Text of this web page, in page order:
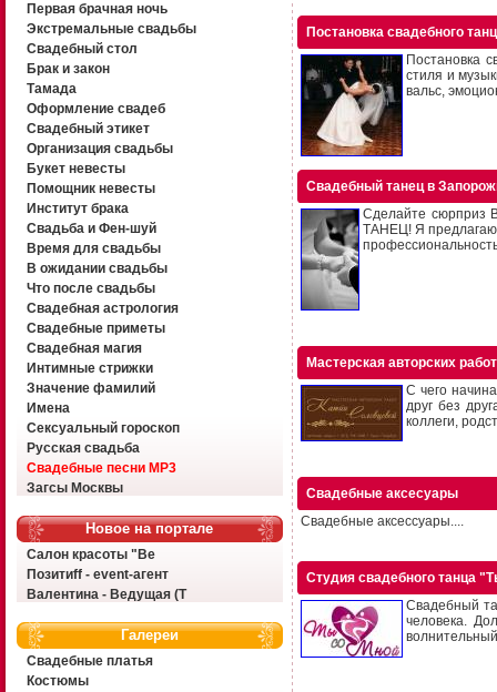
Первая брачная ночь
Экстремальные свадьбы
Свадебный стол
Брак и закон
Тамада
Оформление свадеб
Свадебный этикет
Организация свадьбы
Букет невесты
Помощник невесты
Институт брака
Свадьба и Фен-шуй
Время для свадьбы
В ожидании свадьбы
Что после свадьбы
Свадебная астрология
Свадебные приметы
Свадебная магия
Интимные стрижки
Значение фамилий
Имена
Сексуальный гороскоп
Русская свадьба
Свадебные песни MP3
Загсы Москвы
Новое на портале
Салон красоты "Ве
Позитиff - event-агент
Валентина - Ведущая (Т
Галереи
Свадебные платья
Костюмы
Постановка свадебного
Постановка
стиля и
вальс,
Cвадебный танец в
Сделайте сюрприз
ТАНЕЦ! Я предлагаю:
Мастерская авторских
С чего
друг без
коллеги,
Свадебные аксесуары
Свадебные аксессуары....
Студия свадебного танца
Свадебный
человека.